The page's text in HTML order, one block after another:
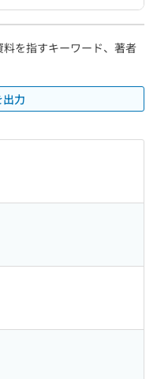
を指すキーワード、著者
力